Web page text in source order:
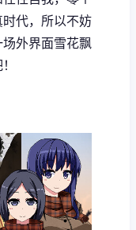
代，所以不妨
外界面雪花飘